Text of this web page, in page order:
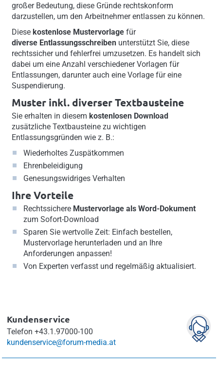
großer Bedeutung, diese Gründe rechtskonform
darzustellen, um den Arbeitnehmer entlassen zu können.
Diese kostenlose Mustervorlagefür
diverse Entlassungsschreibenunterstützt Sie, diese
rechtssicher und fehlerfrei umzusetzen. Es handelt sich
dabei um eine Anzahl verschiedener Vorlagen für
Entlassungen, darunter auch eine Vorlage für eine
Suspendierung.
Muster inkl. diverser Textbausteine
Sie erhalten in diesem kostenlosen Download
zusätzliche Textbausteine zu wichtigen
Entlassungsgründen wie z. B.:
Wiederholtes Zuspätkommen
Ehrenbeleidigung
Genesungswidriges Verhalten
Ihre Vorteile
Rechtssichere Mustervorlage als Word-Dokument
zum Sofort-Download
Sparen Sie wertvolle Zeit: Einfach bestellen,
Mustervorlage herunterladen und an Ihre
Anforderungen anpassen!
Von Experten verfasst und regelmäßig aktualisiert.
Kundenservice
Telefon +43.1.97000-100
kundenservice@forum-media.at